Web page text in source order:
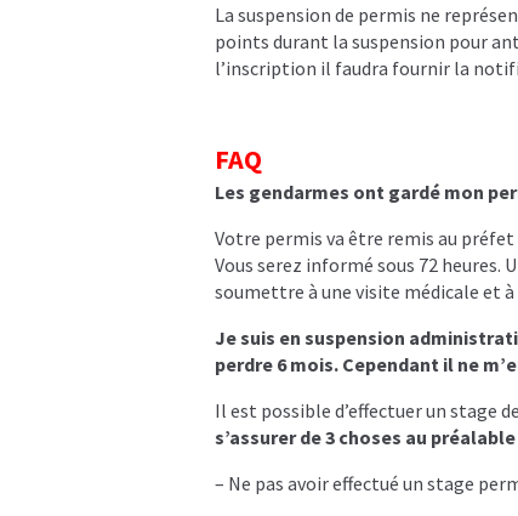
La suspension de permis ne
points durant la suspension pour
l’inscription il faudra fournir la
FAQ
Les gendarmes ont gardé mon
Votre permis va être remis au préfet
Vous serez informé sous 72 heures.
soumettre à une visite médicale et
Je suis en suspension
perdre 6 mois. Cependant il ne
Il est possible d’effectuer un stage
s’assurer de 3 choses au préalable
– Ne pas avoir effectué un stage